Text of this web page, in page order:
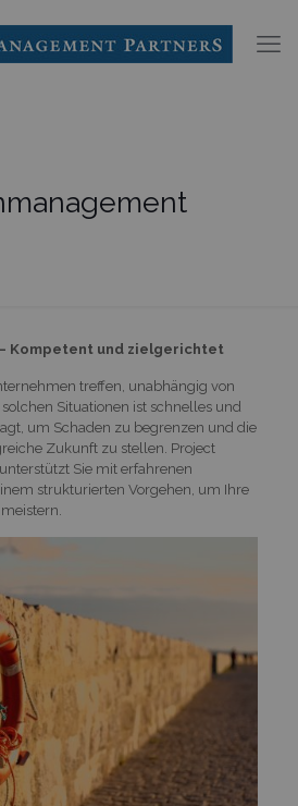
Kompetent und zielgerichtet
treffen, unabhängig von
Situationen ist schnelles und
um Schaden zu begrenzen und die
Zukunft zu stellen. Project
Sie mit erfahrenen
strukturierten Vorgehen, um Ihre